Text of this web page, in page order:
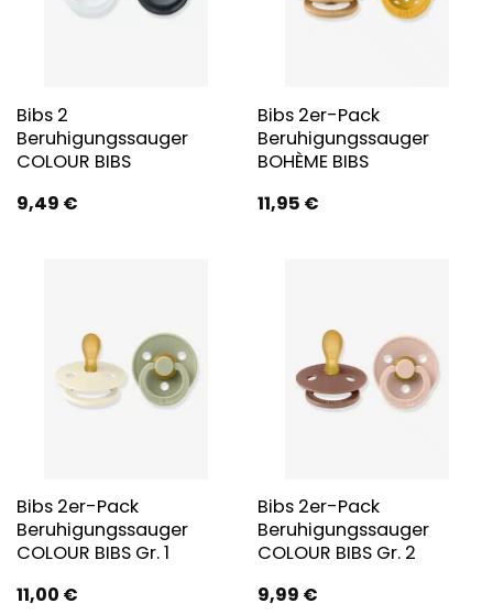
Bibs 2
Beruhigungssauger
COLOUR BIBS
9,49 €
Bibs 2er-Pack
Beruhigungssauger
BOHÈME BIBS
11,95 €
Bibs 2er-Pack
Beruhigungssauger
COLOUR BIBS Gr. 1
11,00 €
Bibs 2er-Pack
Beruhigungssauger
COLOUR BIBS Gr. 2
9,99 €